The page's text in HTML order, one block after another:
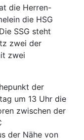
die Herren-
die HSG
SSG steht
zwei der
zwei
der
um 13 Uhr die
zwischen der
der Nähe von